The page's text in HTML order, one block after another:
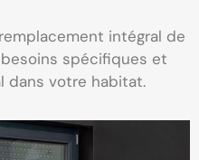
intégral de
spécifiques et
dans votre habitat.